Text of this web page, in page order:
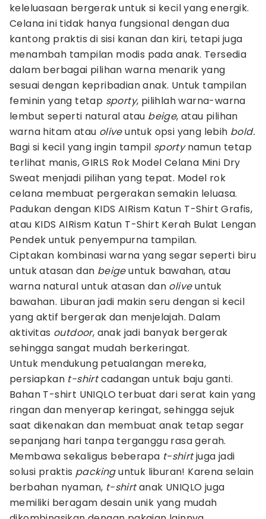
keleluasaan bergerak untuk si kecil yang energik.
Celana ini tidak hanya fungsional dengan dua
kantong praktis di sisi kanan dan kiri, tetapi juga
menambah tampilan modis pada anak. Tersedia
dalam berbagai pilihan warna menarik yang
sesuai dengan kepribadian anak. Untuk tampilan
feminin yang tetap sporty, pilihlah warna-warna
lembut seperti natural atau beige, atau pilihan
warna hitam atau oliveuntuk opsi yang lebih bold.
Bagi si kecil yang ingin tampil sportynamun tetap
terlihat manis, GIRLS Rok Model Celana Mini Dry
Sweat menjadi pilihan yang tepat. Model rok
celana membuat pergerakan semakin leluasa.
Padukan dengan KIDS AIRism Katun T-Shirt Grafis,
atau KIDS AIRism Katun T-Shirt Kerah Bulat Lengan
Pendek untuk penyempurna tampilan.
Ciptakan kombinasi warna yang segar seperti biru
untuk atasan dan beigeuntuk bawahan, atau
warna natural untuk atasan dan oliveuntuk
bawahan. Liburan jadi makin seru dengan si kecil
yang aktif bergerak dan menjelajah. Dalam
aktivitas outdoor, anak jadi banyak bergerak
sehingga sangat mudah berkeringat.
Untuk mendukung petualangan mereka,
persiapkan t-shirtcadangan untuk baju ganti.
Bahan T-shirt UNIQLO terbuat dari serat kain yang
ringan dan menyerap keringat, sehingga sejuk
saat dikenakan dan membuat anak tetap segar
sepanjang hari tanpa terganggu rasa gerah.
Membawa sekaligus beberapa t-shirtjuga jadi
solusi praktis packinguntuk liburan! Karena selain
berbahan nyaman, t-shirtanak UNIQLO juga
memiliki beragam desain unik yang mudah